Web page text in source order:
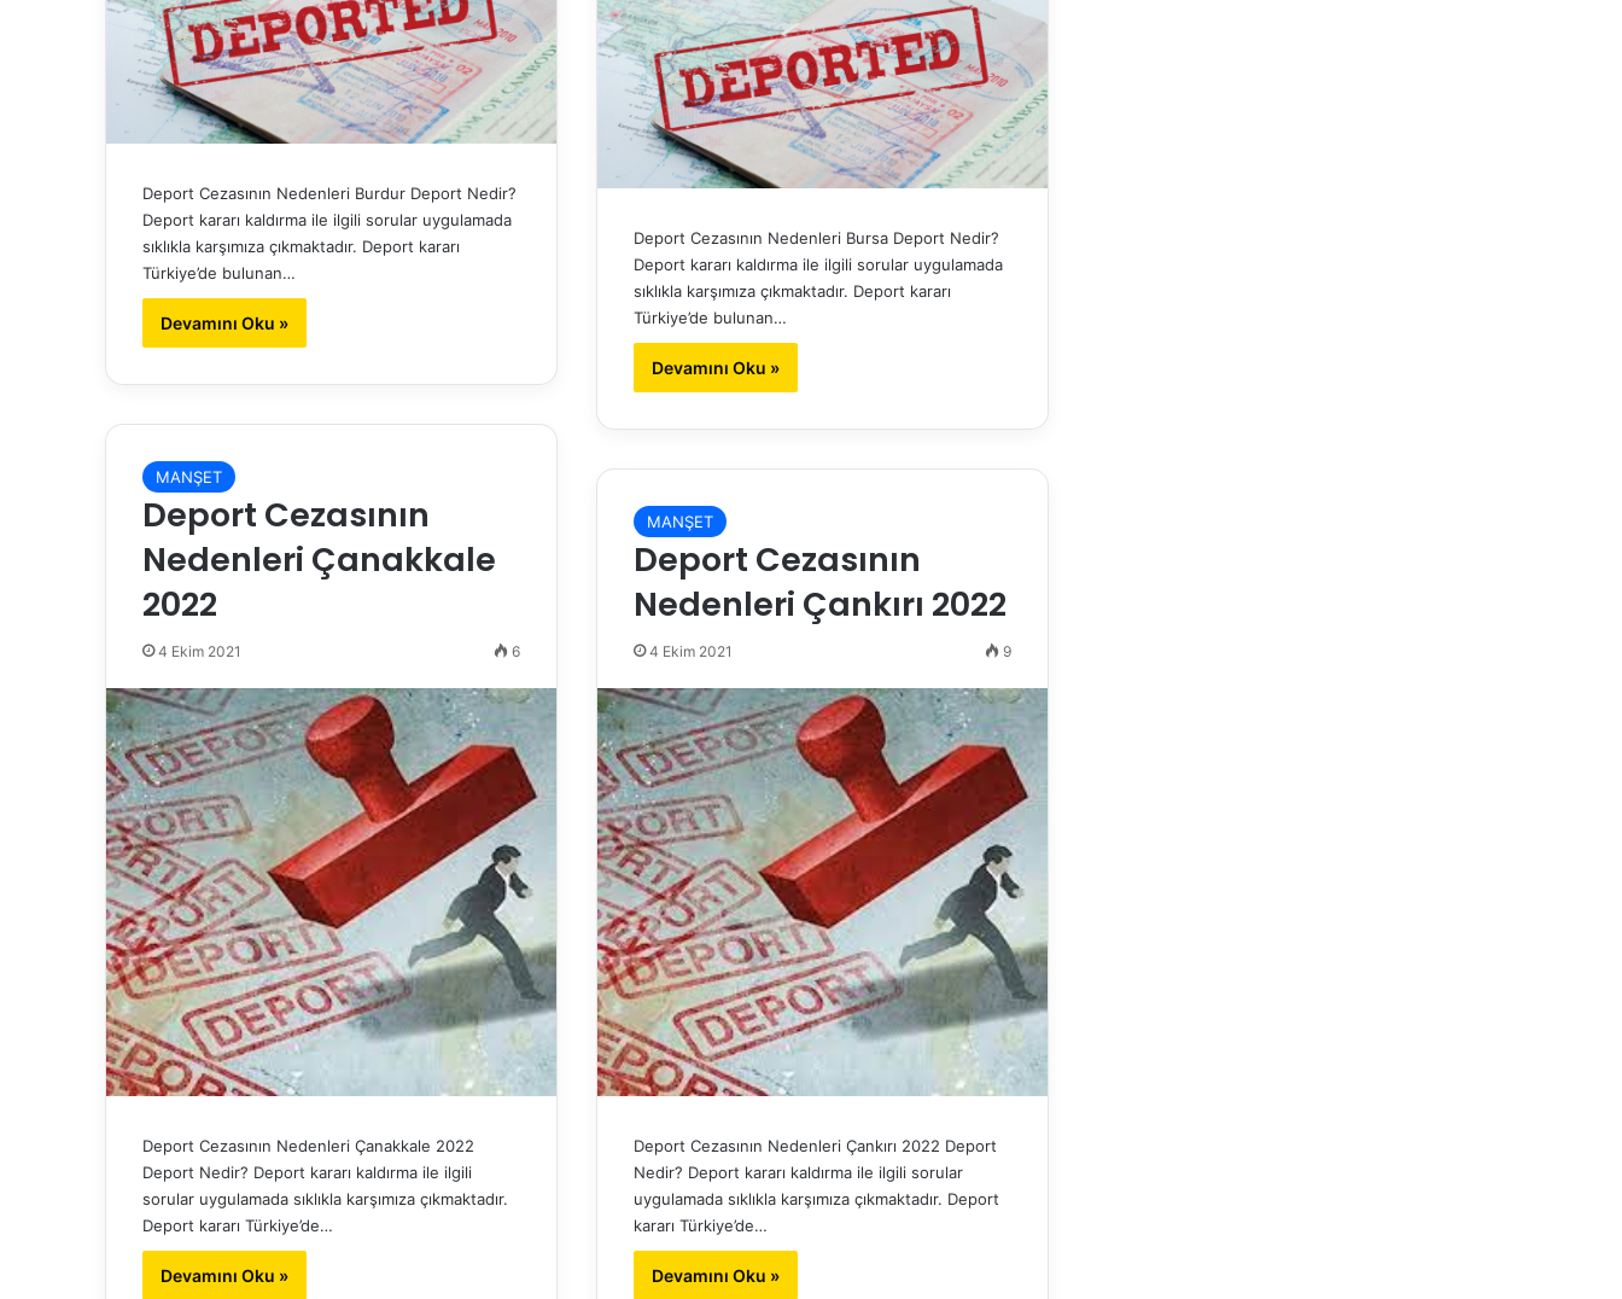
Deport Cezasının Nedenleri Burdur Deport Nedir?
Deport kararı kaldırma ile ilgili sorular uygulamada
sıklıkla karşımıza çıkmaktadır. Deport kararı
Türkiye’de bulunan…
Devamını Oku »
Deport Cezasının Nedenleri Bursa Deport Nedir?
Deport kararı kaldırma ile ilgili sorular uygulamada
sıklıkla karşımıza çıkmaktadır. Deport kararı
Türkiye’de bulunan…
Devamını Oku »
MANŞET
Deport Cezasının
Nedenleri Çanakkale
2022
4 Ekim 2021 6
Deport Cezasının Nedenleri Çanakkale 2022
Deport Nedir? Deport kararı kaldırma ile ilgili
sorular uygulamada sıklıkla karşımıza çıkmaktadır.
Deport kararı Türkiye’de…
Devamını Oku »
MANŞET
Deport Cezasının
Nedenleri Çankırı 2022
4 Ekim 2021 9
Deport Cezasının Nedenleri Çankırı 2022 Deport
Nedir? Deport kararı kaldırma ile ilgili sorular
uygulamada sıklıkla karşımıza çıkmaktadır. Deport
kararı Türkiye’de…
Devamını Oku »